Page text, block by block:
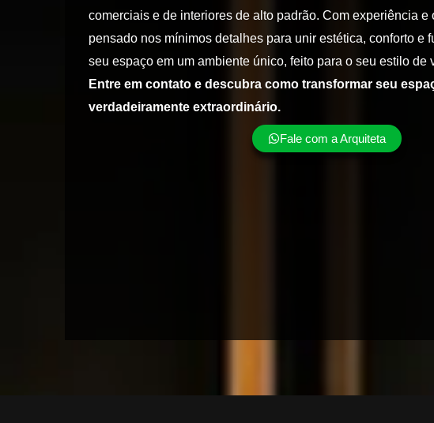
comerciais e de interiores de alto padrão. Com experiência
pensado nos mínimos detalhes para unir estética, conforto e
seu espaço em um ambiente único, feito para o seu estilo de
Entre em contato e descubra como transformar seu
verdadeiramente extraordinário.
Fale com a Arquiteta